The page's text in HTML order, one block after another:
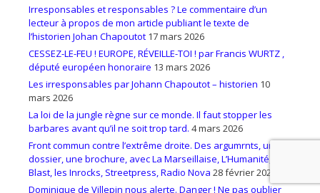
Irresponsables et responsables ? Le commentaire d’un
lecteur à propos de mon article publiant le texte de
l’historien Johan Chapoutot 17 mars 2026
CESSEZ-LE-FEU ! EUROPE, RÉVEILLE-TOI ! par Francis WURTZ ,
député européen honoraire 13 mars 2026
Les irresponsables par Johann Chapoutot – historien 10
mars 2026
La loi de la jungle règne sur ce monde. Il faut stopper les
barbares avant qu’il ne soit trop tard. 4 mars 2026
Front commun contre l’extrême droite. Des argumrnts, un
dossier, une brochure, avec La Marseillaise, L’Humanité,
Blast, les Inrocks, Streetpress, Radio Nova 28 février 2026
Dominique de Villepin nous alerte. Danger ! Ne pas oublier